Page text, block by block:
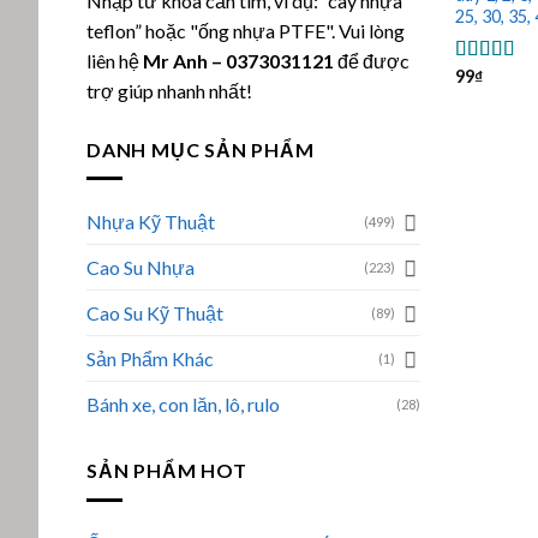
teflon” hoặc "ống nhựa PTFE". Vui lòng
liên hệ Mr Anh – 0373031121 để được
trợ giúp nhanh nhất!
DANH MỤC SẢN PHẨM
Nhựa Kỹ Thuật (499)
Cao Su Nhựa (223)
Cao Su Kỹ Thuật (89)
Sản Phẩm Khác (1)
Bánh xe, con lăn, lô, rulo (28)
SẢN PHẨM HOT
25, 30, 35,
Được xếp
99₫